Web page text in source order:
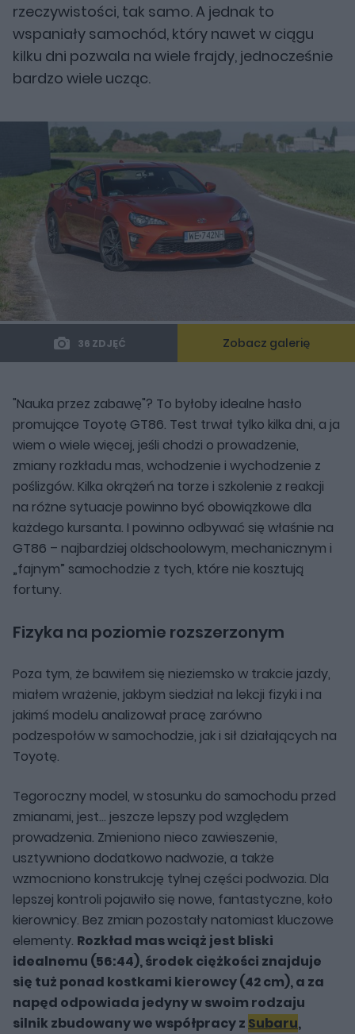
rzeczywistości, tak samo. A jednak to
wspaniały samochód, który nawet w ciągu
kilku dni pozwala na wiele frajdy, jednocześnie
bardzo wiele ucząc.
36 ZDJĘĆ Zobacz galerię
"Nauka przez zabawę"? To byłoby idealne hasło
promujące Toyotę GT86. Test trwał tylko kilka dni, a ja
wiem o wiele więcej, jeśli chodzi o prowadzenie,
zmiany rozkładu mas, wchodzenie i wychodzenie z
poślizgów. Kilka okrążeń na torze i szkolenie z reakcji
na różne sytuacje powinno być obowiązkowe dla
każdego kursanta. I powinno odbywać się właśnie na
GT86 – najbardziej oldschoolowym, mechanicznym i
„fajnym” samochodzie z tych, które nie kosztują
fortuny.
Fizyka na poziomie rozszerzonym
Poza tym, że bawiłem się nieziemsko w trakcie jazdy,
miałem wrażenie, jakbym siedział na lekcji fizyki i na
jakimś modelu analizował pracę zarówno
podzespołów w samochodzie, jak i sił działających na
Toyotę.
Tegoroczny model, w stosunku do samochodu przed
zmianami, jest… jeszcze lepszy pod względem
prowadzenia. Zmieniono nieco zawieszenie,
usztywniono dodatkowo nadwozie, a także
wzmocniono konstrukcję tylnej części podwozia. Dla
lepszej kontroli pojawiło się nowe, fantastyczne, koło
kierownicy. Bez zmian pozostały natomiast kluczowe
elementy. Rozkład mas wciąż jest bliski
idealnemu (56:44), środek ciężkości znajduje
się tuż ponad kostkami kierowcy (42 cm), a za
napęd odpowiada jedyny w swoim rodzaju
silnik zbudowany we współpracy z Subaru,